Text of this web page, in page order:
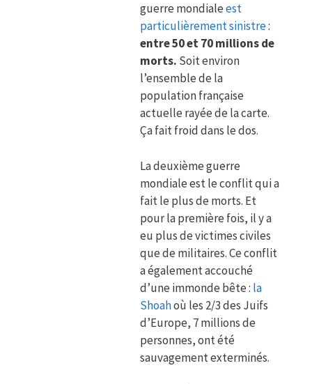
guerre mondialeest
particulièrement sinistre:
entre 50 et 70 millions de
morts. Soit environ
l’ensemble de la
population française
actuelle rayée de la carte.
Ça fait froid dans le dos.
La deuxième guerre
mondiale est le conflit qui a
fait le plus de morts. Et
pour la première fois, il y a
eu plus de victimes civiles
que de militaires. Ce conflit
a également accouché
d’une immonde bête : la
Shoahoù les 2/3 des Juifs
d’Europe, 7 millions de
personnes, ont été
sauvagement exterminés.